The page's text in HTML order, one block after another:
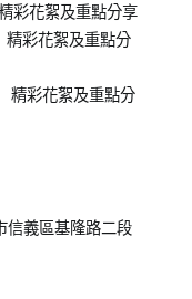
絮及重點分享
彩花絮及重點分
精彩花絮及重點分
信義區基隆路二段